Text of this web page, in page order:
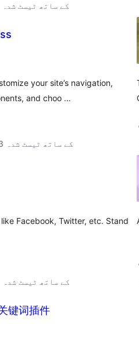
7.0.3 کے ساتھ ٹیسٹ شدہ
your site’s navigation,
and choo …
6.0.13 کے ساتھ ٹیسٹ شدہ
Facebook, Twitter, etc. Stand
6.9.6 کے ساتھ ٹیسٹ شدہ
键词插件